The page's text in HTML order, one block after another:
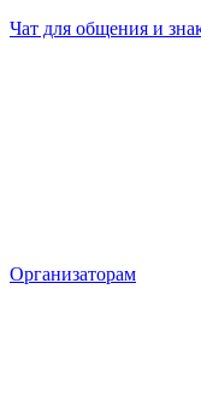
Чат для общения и
Организаторам